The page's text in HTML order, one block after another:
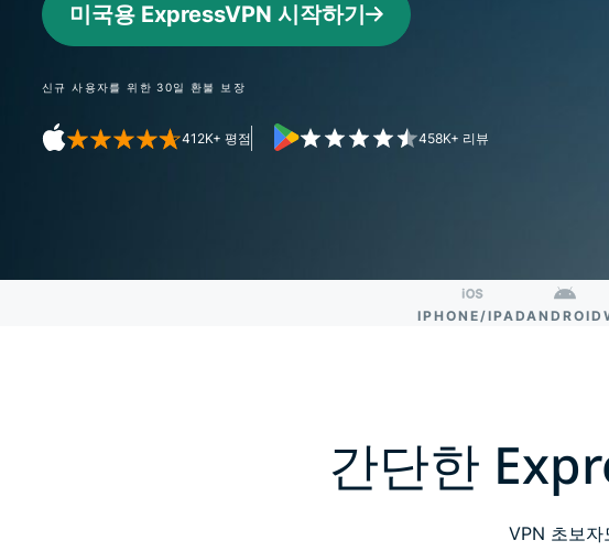
미국용 ExpressVPN 시작하기
신규 사용자를 위한 30일 환불 보장
412K+ 평점 458K+ 리뷰
IPHONE/IPADANDROID
간단한
VPN 초보